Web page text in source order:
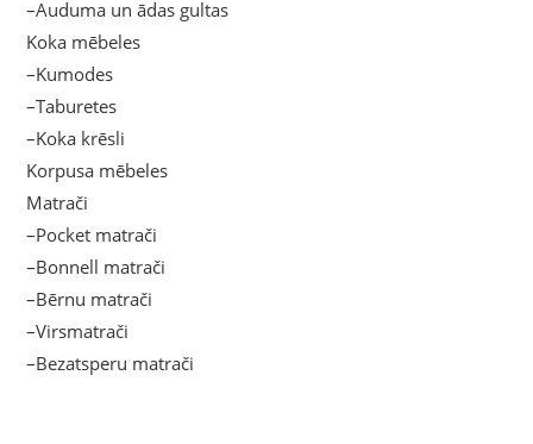
–Auduma un ādas gultas
Koka mēbeles
–Kumodes
–Taburetes
–Koka krēsli
Korpusa mēbeles
Matrači
–Pocket matrači
–Bonnell matrači
–Bērnu matrači
–Virsmatrači
–Bezatsperu matrači